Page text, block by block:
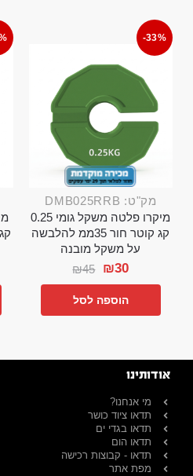
-33%
מק"ט: DMB025RRB
מיקרו פלטה משקל גומי 0.25
קג קוטר חור 35ממ להלבשה
על משקל מובנה
₪45 ₪30
הוספה לסל
אודותינו
מי אנחנו?
תדאו ציוד כושר
תדאו בגדי ים
תדאו הום
תדאו - קבוצות רכישה
מפת אתר